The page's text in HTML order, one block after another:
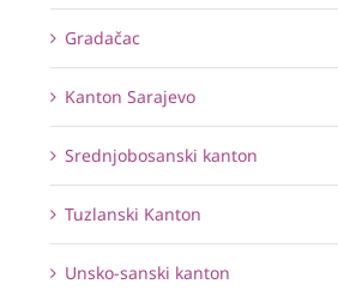
Gradačac
Kanton Sarajevo
Srednjobosanski kanton
Tuzlanski Kanton
Unsko-sanski kanton